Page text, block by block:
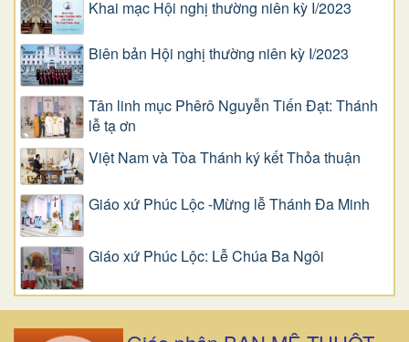
Khai mạc Hội nghị thường niên kỳ I/2023
Biên bản Hội nghị thường niên kỳ I/2023
Tân linh mục Phêrô Nguyễn Tiến Đạt: Thánh
lễ tạ ơn
Việt Nam và Tòa Thánh ký kết Thỏa thuận
Giáo xứ Phúc Lộc -Mừng lễ Thánh Đa Minh
Giáo xứ Phúc Lộc: Lễ Chúa Ba Ngôi